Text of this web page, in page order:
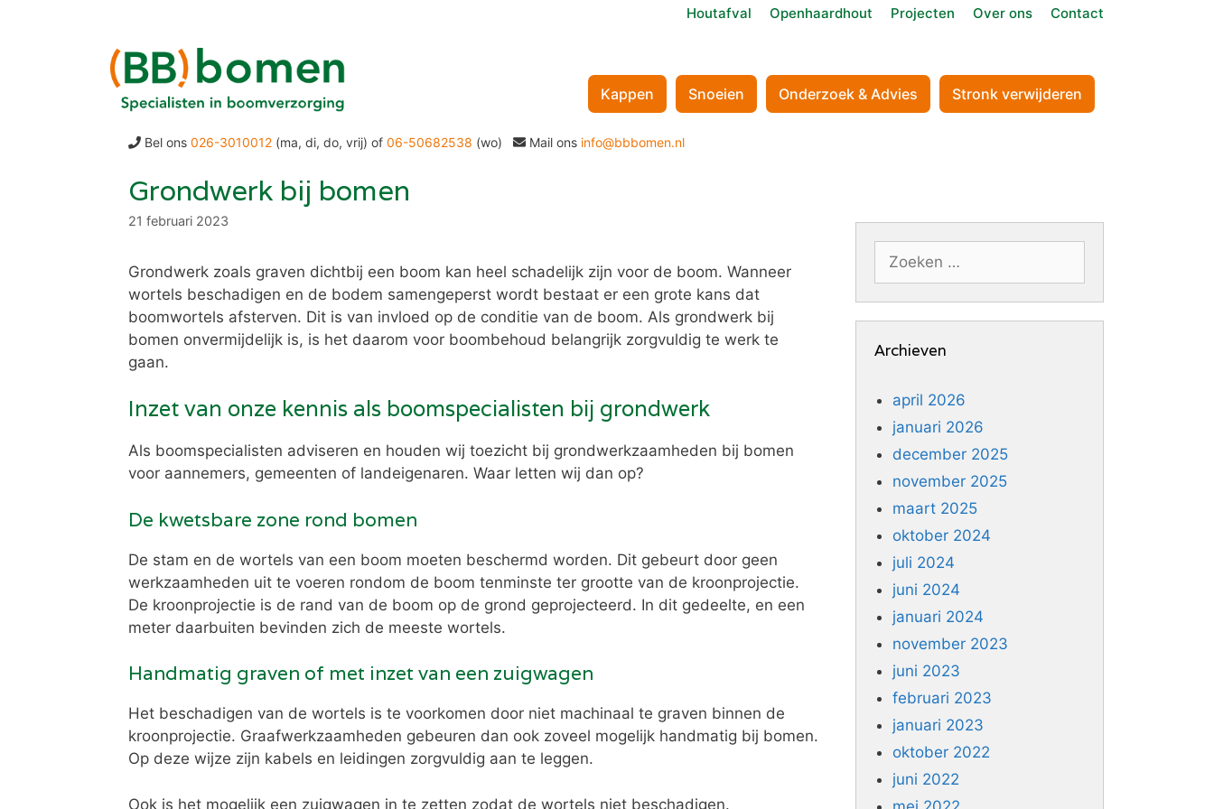
Houtafval Openhaardhout Projecten Over ons Contact
Kappen Snoeien Onderzoek & Advies Stronk verwijderen
Bel ons 026-3010012 (ma, di, do, vrij) of 06-50682538 (wo) Mail ons info@bbbomen.nl
Grondwerk bij bomen
21 februari 2023
Grondwerk zoals graven dichtbij een boom kan heel schadelijk zijn voor de boom. Wanneer
wortels beschadigen en de bodem samengeperst wordt bestaat er een grote kans dat
boomwortels afsterven. Dit is van invloed op de conditie van de boom. Als grondwerk bij
bomen onvermijdelijk is, is het daarom voor boombehoud belangrijk zorgvuldig te werk te
gaan.
Inzet van onze kennis als boomspecialisten bij grondwerk
Als boomspecialisten adviseren en houden wij toezicht bij grondwerkzaamheden bij bomen
voor aannemers, gemeenten of landeigenaren. Waar letten wij dan op?
De kwetsbare zone rond bomen
De stam en de wortels van een boom moeten beschermd worden. Dit gebeurt door geen
werkzaamheden uit te voeren rondom de boom tenminste ter grootte van de kroonprojectie.
De kroonprojectie is de rand van de boom op de grond geprojecteerd. In dit gedeelte, en een
meter daarbuiten bevinden zich de meeste wortels.
Handmatig graven of met inzet van een zuigwagen
Het beschadigen van de wortels is te voorkomen door niet machinaal te graven binnen de
kroonprojectie. Graafwerkzaamheden gebeuren dan ook zoveel mogelijk handmatig bij bomen.
Op deze wijze zijn kabels en leidingen zorgvuldig aan te leggen.
Ook is het mogelijk een zuigwagen in te zetten zodat de wortels niet beschadigen.
naar:
Archieven
april 2026
januari 2026
december 2025
november 2025
maart 2025
oktober 2024
juli 2024
juni 2024
januari 2024
november 2023
juni 2023
februari 2023
januari 2023
oktober 2022
juni 2022